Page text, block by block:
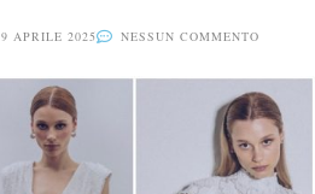
9 APRILE 2025 NESSUN COMMENTO